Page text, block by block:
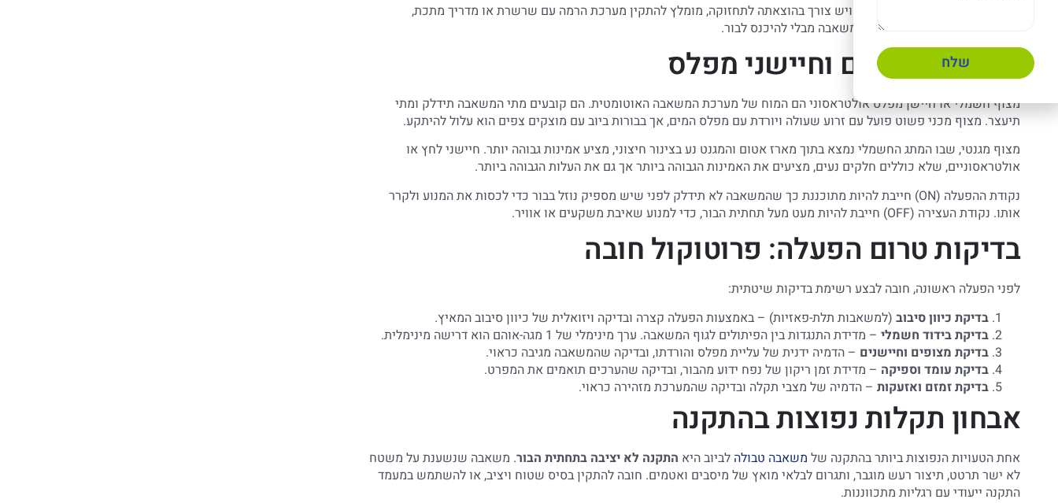
אם המשאבה מותקנת עמוק בבור ויש צורך בהוצאתה לתחזוקה, מומלץ להתקין מערכת הרמה עם שרשרת או מדריך מתכת,
שמאפשרת להוריד ולהרים את המשאבה מבלי להיכנס לבור.
התקנת מצופים וחיישני מפלס
מצוף חשמלי או חיישן מפלס אולטראסוני הם המוח של מערכת המשאבה האוטומטית. הם קובעים מתי המשאבה תידלק ומתי
תיעצר. מצוף מכני פשוט פועל עם זרוע שעולה ויורדת עם מפלס המים, אך בבורות ביוב עם מוצקים צפים הוא עלול להיתקע.
מצוף מגנטי, שבו המתג החשמלי נמצא בתוך מארז אטום והמגנט נע בצינור חיצוני, מציע אמינות גבוהה יותר. חיישני לחץ או
אולטראסוניים, שלא כוללים חלקים נעים, מציעים את האמינות הגבוהה ביותר אך גם את העלות הגבוהה ביותר.
נקודת ההפעלה (ON) חייבת להיות מתוכננת כך שהמשאבה לא תידלק לפני שיש מספיק נוזל בבור כדי לכסות את המנוע ולקרר
אותו. נקודת העצירה (OFF) חייבת להיות מעט מעל תחתית הבור, כדי למנוע שאיבת משקעים או אוויר.
בדיקות טרום הפעלה: פרוטוקול חובה
לפני הפעלה ראשונה, חובה לבצע רשימת בדיקות שיטתית:
בדיקת כיוון סיבוב (למשאבות תלת-פאזיות) – באמצעות הפעלה קצרה ובדיקה ויזואלית של כיוון סיבוב המאיץ.
בדיקת בידוד חשמלי – מדידת התנגדות בין הפיתולים לגוף המשאבה. ערך מינימלי של 1 מגה-אוהם הוא דרישה מינימלית.
בדיקת מצופים וחיישנים – הדמיה ידנית של עליית מפלס והורדתו, ובדיקה שהמשאבה מגיבה כראוי.
בדיקת עומד וספיקה – מדידת זמן ריקון של נפח ידוע מהבור, ובדיקה שהערכים תואמים את המפרט.
בדיקת זמזם ואזעקות – הדמיה של מצבי תקלה ובדיקה שהמערכת מזהירה כראוי.
אבחון תקלות נפוצות בהתקנה
אחת הטעויות הנפוצות ביותר בהתקנה של משאבה טבולה לביוב היא התקנה לא יציבה בתחתית הבור. משאבה שנשענת על משטח
לא ישר תרטט, תיצור רעש מוגבר, ותגרום לבלאי מואץ של מיסבים ואטמים. חובה להתקין בסיס שטוח ויציב, או להשתמש במעמד
התקנה ייעודי עם רגליות מתכווננות.
שלח